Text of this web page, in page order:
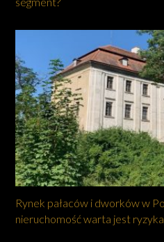
Rynek pałaców i dworków w
nieruchomość warta jest